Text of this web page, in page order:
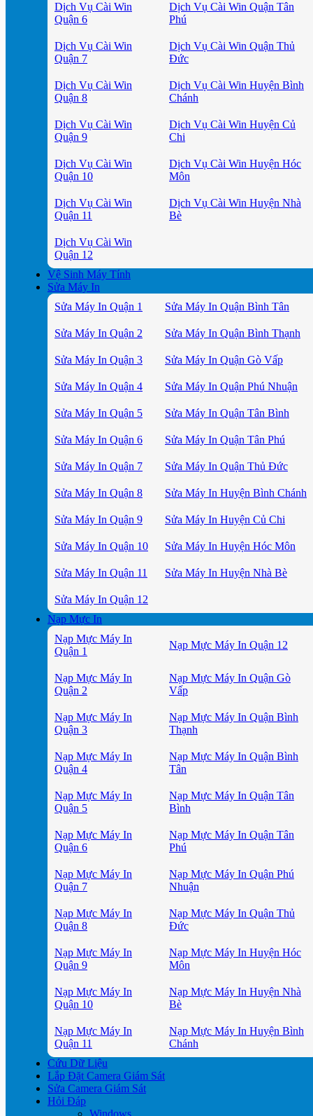
Dịch Vụ Cài Win
Quận 6
Dịch Vụ Cài Win Quận Tân
Phú
Dịch Vụ Cài Win
Quận 7
Dịch Vụ Cài Win Quận Thủ
Đức
Dịch Vụ Cài Win
Quận 8
Dịch Vụ Cài Win Huyện Bình
Chánh
Dịch Vụ Cài Win
Quận 9
Dịch Vụ Cài Win Huyện Củ
Chi
Dịch Vụ Cài Win
Quận 10
Dịch Vụ Cài Win Huyện Hóc
Môn
Dịch Vụ Cài Win
Quận 11
Dịch Vụ Cài Win Huyện Nhà
Bè
Dịch Vụ Cài Win
Quận 12
Vệ Sinh Máy Tính
Sửa Máy In
Sửa Máy In Quận 1
Sửa Máy In Quận Bình Tân
Sửa Máy In Quận 2 Sửa Máy In Quận Bình Thạnh
Sửa Máy In Quận 3 Sửa Máy In Quận Gò Vấp
Sửa Máy In Quận 4 Sửa Máy In Quận Phú Nhuận
Sửa Máy In Quận 5 Sửa Máy In Quận Tân Bình
Sửa Máy In Quận 6 Sửa Máy In Quận Tân Phú
Sửa Máy In Quận 7 Sửa Máy In Quận Thủ Đức
Sửa Máy In Quận 8 Sửa Máy In Huyện Bình Chánh
Sửa Máy In Quận 9 Sửa Máy In Huyện Củ Chi
Sửa Máy In Quận 10 Sửa Máy In Huyện Hóc Môn
Sửa Máy In Quận 11 Sửa Máy In Huyện Nhà Bè
Sửa Máy In Quận 12
Nạp Mực In
Nạp Mực Máy In
Quận 1
Nạp Mực Máy In Quận 12
Nạp Mực Máy In
Quận 2
Nạp Mực Máy In Quận Gò
Vấp
Nạp Mực Máy In
Quận 3
Nạp Mực Máy In Quận Bình
Thạnh
Nạp Mực Máy In
Quận 4
Nạp Mực Máy In Quận Bình
Tân
Nạp Mực Máy In
Quận 5
Nạp Mực Máy In Quận Tân
Bình
Nạp Mực Máy In
Quận 6
Nạp Mực Máy In Quận Tân
Phú
Nạp Mực Máy In
Quận 7
Nạp Mực Máy In Quận Phú
Nhuận
Nạp Mực Máy In
Quận 8
Nạp Mực Máy In Quận Thủ
Đức
Nạp Mực Máy In
Quận 9
Nạp Mực Máy In Huyện Hóc
Môn
Nạp Mực Máy In
Quận 10
Nạp Mực Máy In Huyện Nhà
Bè
Nạp Mực Máy In
Quận 11
Nạp Mực Máy In Huyện Bình
Chánh
Cứu Dữ Liệu
Lắp Đặt Camera Giám Sát
Sửa Camera Giám Sát
Hỏi Đáp
Windows